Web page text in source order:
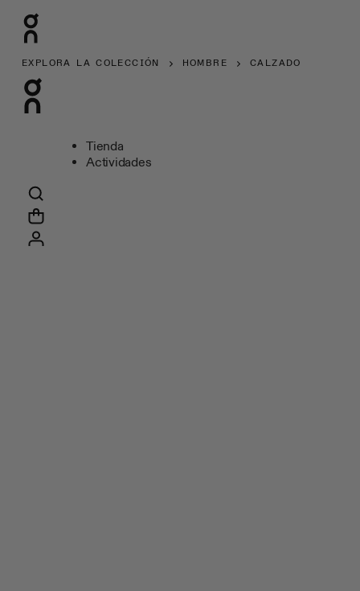
EXPLORA LA COLECCIÓN HOMBRE CALZADO
Tienda
Actividades